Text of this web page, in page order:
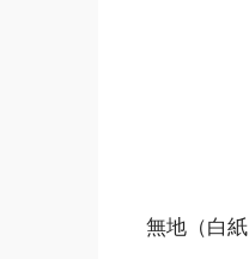
無地（白